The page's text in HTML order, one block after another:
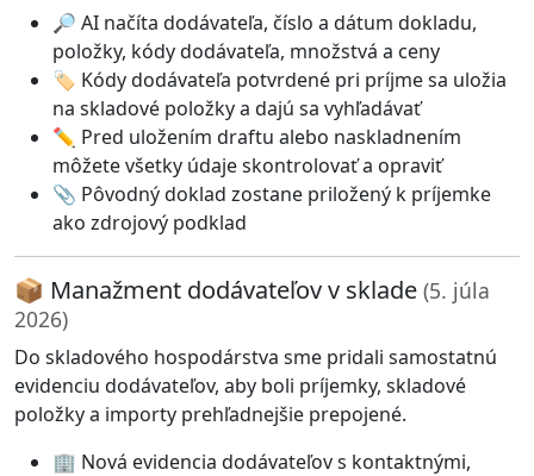
🔎 AI načíta dodávateľa, číslo a dátum dokladu,
položky, kódy dodávateľa, množstvá a ceny
🏷️ Kódy dodávateľa potvrdené pri príjme sa uložia
na skladové položky a dajú sa vyhľadávať
✏️ Pred uložením draftu alebo naskladnením
môžete všetky údaje skontrolovať a opraviť
📎 Pôvodný doklad zostane priložený k príjemke
ako zdrojový podklad
📦 Manažment dodávateľov v sklade (5. júla
2026)
Do skladového hospodárstva sme pridali samostatnú
evidenciu dodávateľov, aby boli príjemky, skladové
položky a importy prehľadnejšie prepojené.
🏢 Nová evidencia dodávateľov s kontaktnými,